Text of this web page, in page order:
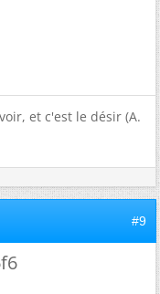
et c'est le désir (A.
#9